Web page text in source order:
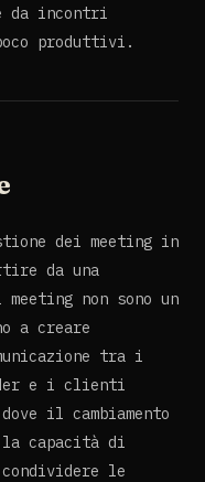
da incontri
produttivi.
dei meeting in
da una
non sono un
a creare
tra i
e i clienti
il cambiamento
la capacità di
le